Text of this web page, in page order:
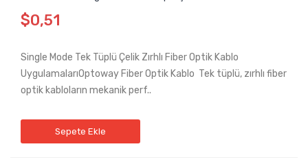
$0,51
Single Mode Tek Tüplü Çelik Zırhlı Fiber Optik Kablo
UygulamalarıOptoway Fiber Optik Kablo Tek tüplü, zırhlı fiber
optik kabloların mekanik perf..
Sepete Ekle